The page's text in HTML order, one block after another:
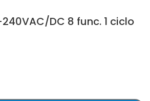
DC 8 func. 1 ciclo